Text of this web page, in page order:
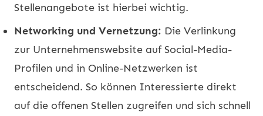
Stellenangebote ist hierbei wichtig.
Networking und Vernetzung: Die Verlinkung
zur Unternehmenswebsite auf Social-Media-
Profilen und in Online-Netzwerken ist
entscheidend. So können Interessierte direkt
auf die offenen Stellen zugreifen und sich schnell